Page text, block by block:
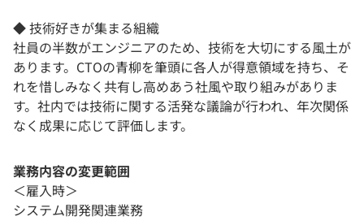
◆ 技術好きが集まる組織
社員の半数がエンジニアのため、技術を大切にする風土が
あります。CTOの青柳を筆頭に各人が得意領域を持ち、そ
れを惜しみなく共有し高めあう社風や取り組みがありま
す。社内では技術に関する活発な議論が行われ、年次関係
なく成果に応じて評価します。
業務内容の変更範囲
＜雇入時＞
システム開発関連業務